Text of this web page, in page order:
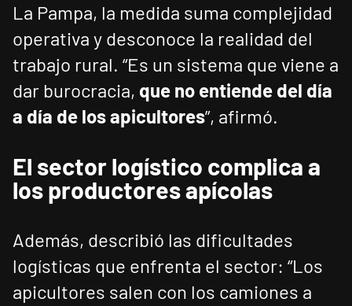
La Pampa, la medida suma complejidad
operativa y desconoce la realidad del
trabajo rural. “Es un sistema que viene a
dar burocracia, que no entiende del día
a día de los apicultores”, afirmó.
El sector logístico complica a
los productores apícolas
Además, describió las dificultades
logísticas que enfrenta el sector: “Los
apicultores salen con los camiones a